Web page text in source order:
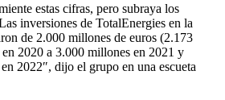
estas cifras, pero subraya los
inversiones de TotalEnergies en la
de 2.000 millones de euros (2.173
2020 a 3.000 millones en 2021 y
2022″, dijo el grupo en una escueta